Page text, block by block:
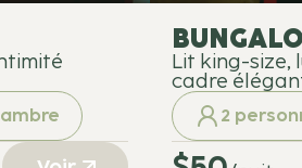
Lit king-size,
cadre
2